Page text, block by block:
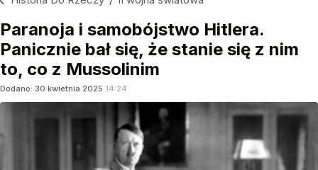
Paranoja i samobójstwo Hitlera.
Panicznie bał się, że stanie się z nim
to, co z Mussolinim
Dodano: 30 kwietnia 2025 14:24